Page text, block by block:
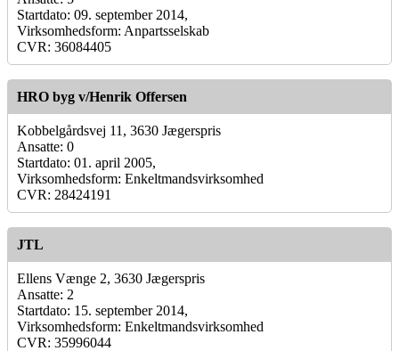
Startdato: 09. september 2014,
Virksomhedsform: Anpartsselskab
CVR: 36084405
HRO byg v/Henrik Offersen
Kobbelgårdsvej 11, 3630 Jægerspris
Ansatte: 0
Startdato: 01. april 2005,
Virksomhedsform: Enkeltmandsvirksomhed
CVR: 28424191
JTL
Ellens Vænge 2, 3630 Jægerspris
Ansatte: 2
Startdato: 15. september 2014,
Virksomhedsform: Enkeltmandsvirksomhed
CVR: 35996044